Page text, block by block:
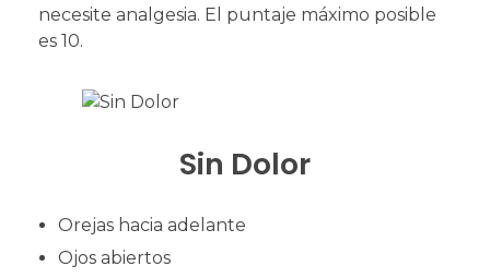
necesite analgesia. El puntaje máximo posible
es 10.
Sin Dolor
Orejas hacia adelante
Ojos abiertos